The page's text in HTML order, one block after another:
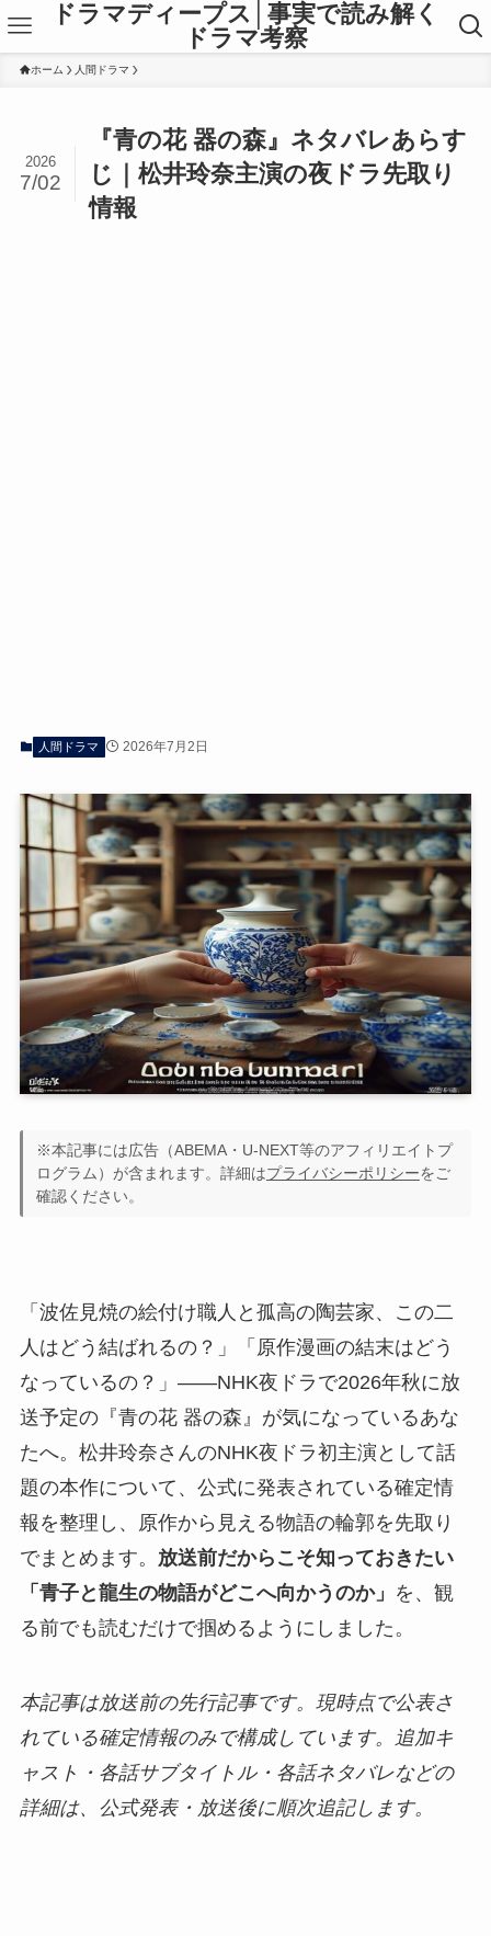
ドラマディープス│事実で読み解く
ドラマ考察
ホーム 人間ドラマ
『青の花 器の森』ネタバレあらす
じ｜松井玲奈主演の夜ドラ先取り
情報
2026
7/02
人間ドラマ 2026年7月2日
※本記事には広告（ABEMA・U-NEXT等のアフィリエイトプ
ログラム）が含まれます。詳細はプライバシーポリシーをご
確認ください。
「波佐見焼の絵付け職人と孤高の陶芸家、この二
人はどう結ばれるの？」「原作漫画の結末はどう
なっているの？」——NHK夜ドラで2026年秋に放
送予定の『青の花 器の森』が気になっているあな
たへ。松井玲奈さんのNHK夜ドラ初主演として話
題の本作について、公式に発表されている確定情
報を整理し、原作から見える物語の輪郭を先取り
でまとめます。 放送前だからこそ知っておきたい
「青子と龍生の物語がどこへ向かうのか」 を、観
る前でも読むだけで掴めるようにしました。
本記事は放送前の先行記事です。現時点で公表さ
れている確定情報のみで構成しています。追加キ
ャスト・各話サブタイトル・各話ネタバレなどの
詳細は、公式発表・放送後に順次追記します。